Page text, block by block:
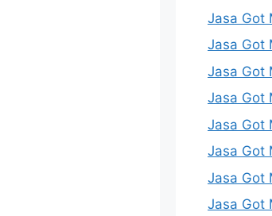
Jasa Got
Jasa Got
Jasa Got
Jasa Got
Jasa Got
Jasa Got
Jasa Got
Jasa Got